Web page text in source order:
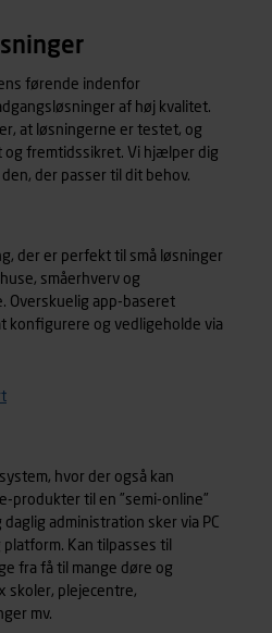
førende indenfor
af høj kvalitet.
at løsningerne er testet, og
fremtidssikret. Vi hjælper dig
der passer til dit behov.
der er perfekt til små løsninger
småerhverv og
Overskuelig app-baseret
konfigurere og vedligeholde via
hvor der også kan
produkter til en ”semi-online”
administration sker via PC
Kan tilpasses til
fra få til mange døre og
skoler, plejecentre,
mv.